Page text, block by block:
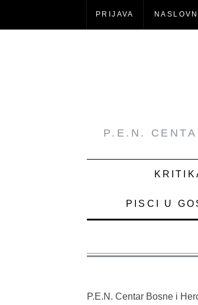
PRIJAVA
P.E.N.
PISCI U
P.E.N. Centar Bosne i